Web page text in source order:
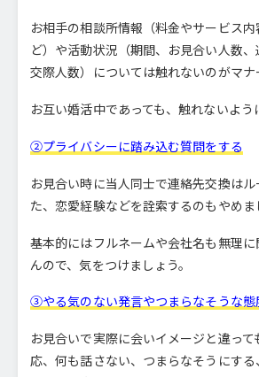
お相手の相談所情報（料金やサービス
ど）や活動状況（期間、お見合い人数
交際人数）については触れないのがマナ
お互い婚活中であっても、触れないよう
②プライバシーに踏み込む質問をする
お見合い時に当人同士で連絡先交換は
た、恋愛経験などを詮索するのもやめま
基本的にはフルネームや会社名も無理
んので、気をつけましょう。
③やる気のない発言やつまらなそうな態
お見合いで実際に会いイメージと違っ
応、何も話さない、つまらなそうにす